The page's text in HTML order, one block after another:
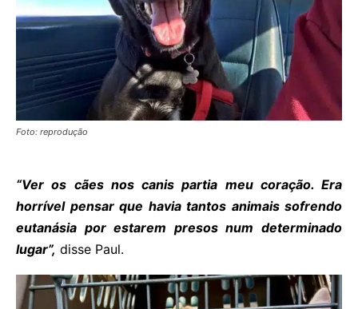
Foto: reprodução
“Ver os cães nos canis partia meu coração. Era
horrível pensar que havia tantos animais sofrendo
eutanásia por estarem presos num determinado
lugar”, disse Paul.